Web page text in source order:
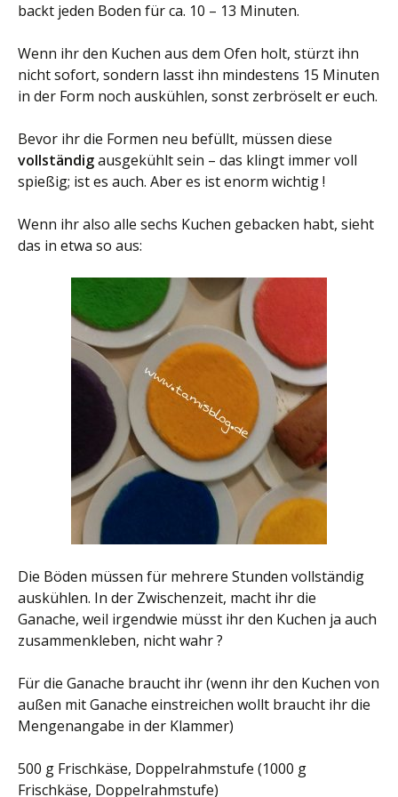
backt jeden Boden für ca. 10 – 13 Minuten.
Wenn ihr den Kuchen aus dem Ofen holt, stürzt ihn
nicht sofort, sondern lasst ihn mindestens 15 Minuten
in der Form noch auskühlen, sonst zerbröselt er euch.
Bevor ihr die Formen neu befüllt, müssen diese
vollständigausgekühlt sein – das klingt immer voll
spießig; ist es auch. Aber es ist enorm wichtig !
Wenn ihr also alle sechs Kuchen gebacken habt, sieht
das in etwa so aus:
Die Böden müssen für mehrere Stunden vollständig
auskühlen. In der Zwischenzeit, macht ihr die
Ganache, weil irgendwie müsst ihr den Kuchen ja auch
zusammenkleben, nicht wahr ?
Für die Ganache braucht ihr (wenn ihr den Kuchen von
außen mit Ganache einstreichen wollt braucht ihr die
Mengenangabe in der Klammer)
500 g Frischkäse, Doppelrahmstufe (1000 g
Frischkäse, Doppelrahmstufe)